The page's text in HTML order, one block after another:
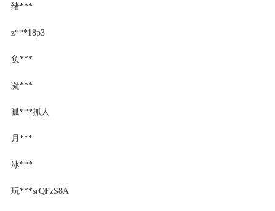
绪***
z***18p3
负***
凝***
孤***抓人
月***
冰***
玩***srQFzS8A